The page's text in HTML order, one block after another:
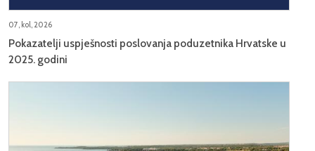
07, kol, 2026
Pokazatelji uspješnosti poslovanja poduzetnika Hrvatske u
2025. godini